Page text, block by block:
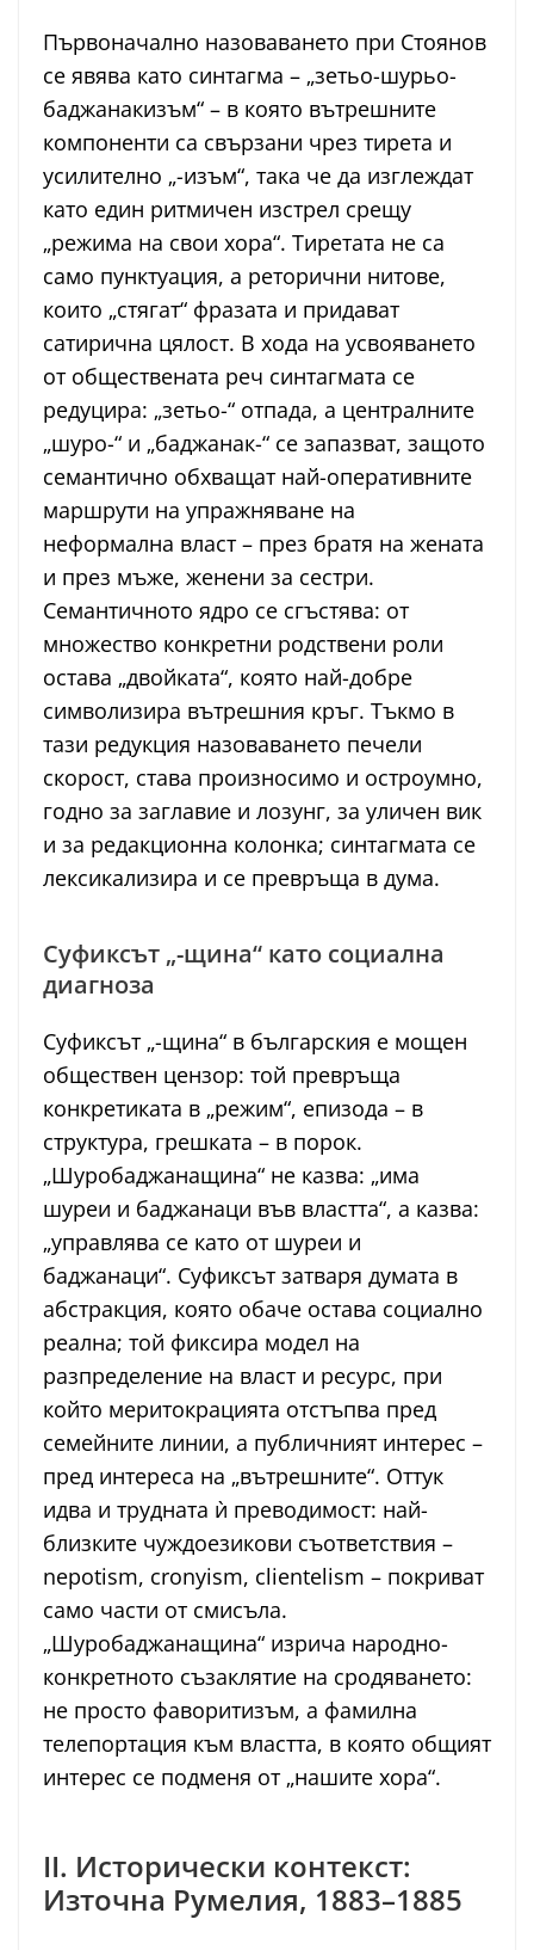
Първоначално назоваването при Стоянов
се явява като синтагма – „зетьо-шурьо-
баджанакизъм“ – в която вътрешните
компоненти са свързани чрез тирета и
усилително „-изъм“, така че да изглеждат
като един ритмичен изстрел срещу
„режима на свои хора“. Тиретата не са
само пунктуация, а реторични нитове,
които „стягат“ фразата и придават
сатирична цялост. В хода на усвояването
от обществената реч синтагмата се
редуцира: „зетьо-“ отпада, а централните
„шуро-“ и „баджанак-“ се запазват, защото
семантично обхващат най-оперативните
маршрути на упражняване на
неформална власт – през братя на жената
и през мъже, женени за сестри.
Семантичното ядро се сгъстява: от
множество конкретни родствени роли
остава „двойката“, която най-добре
символизира вътрешния кръг. Тъкмо в
тази редукция назоваването печели
скорост, става произносимо и остроумно,
годно за заглавие и лозунг, за уличен вик
и за редакционна колонка; синтагмата се
лексикализира и се превръща в дума.
Суфиксът „-щина“ като социална
диагноза
Суфиксът „-щина“ в българския е мощен
обществен цензор: той превръща
конкретиката в „режим“, епизода – в
структура, грешката – в порок.
„Шуробаджанащина“ не казва: „има
шуреи и баджанаци във властта“, а казва:
„управлява се като от шуреи и
баджанаци“. Суфиксът затваря думата в
абстракция, която обаче остава социално
реална; той фиксира модел на
разпределение на власт и ресурс, при
който меритокрацията отстъпва пред
семейните линии, а публичният интерес –
пред интереса на „вътрешните“. Оттук
идва и трудната ѝ преводимост: най-
близките чуждоезикови съответствия –
nepotism, cronyism, clientelism – покриват
само части от смисъла.
„Шуробаджанащина“ изрича народно-
конкретното съзаклятие на сродяването:
не просто фаворитизъм, а фамилна
телепортация към властта, в която общият
интерес се подменя от „нашите хора“.
II. Исторически контекст:
Източна Румелия, 1883–1885